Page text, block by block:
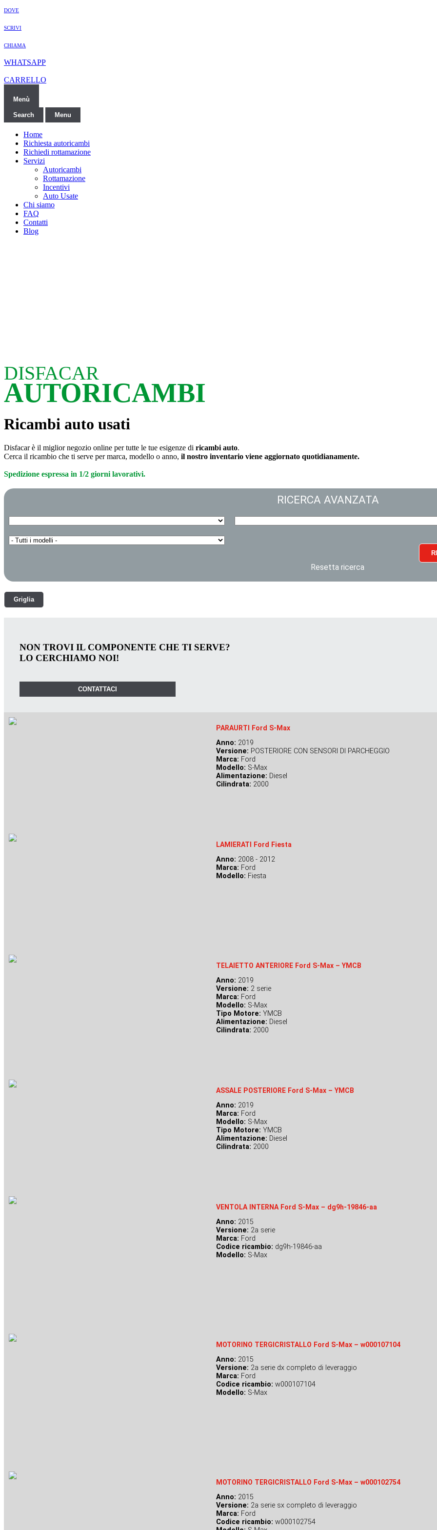
DOVE
SCRIVI
CHIAMA
WHATSAPP
CARRELLO
Menù
Search Menu
Home
Richiesta autoricambi
Richiedi rottamazione
Servizi
Autoricambi
Rottamazione
Incentivi
Auto Usate
Chi siamo
FAQ
Contatti
Blog
DISFACAR
AUTORICAMBI
Ricambi auto usati
Disfacar è il miglior negozio online per tutte le tue esigenze di ricambi auto.
Cerca il ricambio che ti serve per marca, modello o anno, il nostro inventario viene aggiornato quotidianamente.
Spedizione espressa in 1/2 giorni lavorativi.
RICERCA AVANZATA
Resetta ricerca
Griglia
NON TROVI IL COMPONENTE CHE TI SERVE?
LO CERCHIAMO NOI!
CONTATTACI
PARAURTI Ford S-Max
Anno: 2019
Versione: POSTERIORE CON SENSORI DI PARCHEGGIO
Marca: Ford
Modello: S-Max
Alimentazione: Diesel
Cilindrata: 2000
LAMIERATI Ford Fiesta
Anno: 2008 - 2012
Marca: Ford
Modello: Fiesta
TELAIETTO ANTERIORE Ford S-Max – YMCB
Anno: 2019
Versione: 2 serie
Marca: Ford
Modello: S-Max
Tipo Motore: YMCB
Alimentazione: Diesel
Cilindrata: 2000
ASSALE POSTERIORE Ford S-Max – YMCB
Anno: 2019
Marca: Ford
Modello: S-Max
Tipo Motore: YMCB
Alimentazione: Diesel
Cilindrata: 2000
VENTOLA INTERNA Ford S-Max – dg9h-19846-aa
Anno: 2015
Versione: 2a serie
Marca: Ford
Codice ricambio: dg9h-19846-aa
Modello: S-Max
MOTORINO TERGICRISTALLO Ford S-Max – w000107104
Anno: 2015
Versione: 2a serie dx completo di leveraggio
Marca: Ford
Codice ricambio: w000107104
Modello: S-Max
MOTORINO TERGICRISTALLO Ford S-Max – w000102754
Anno: 2015
Versione: 2a serie sx completo di leveraggio
Marca: Ford
Codice ricambio: w000102754